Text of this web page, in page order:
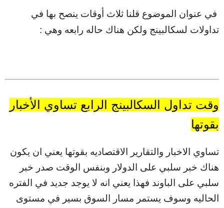
في عنوان الموضوع قلنا ثلاث أوقات ينصح بها في
تداولات لسكالبينج ولكن هناك حاله رابعه وهي :
وقت تداول السكالبينج الرابع تساوي الأخبار
بقوتها
تساوي الاخبار والتقارير الاقتصاديه بقوتها يعني ان يكون
هناك خبر سلبي على الدولار وبنفس الوقت صدر خبر
سلبي على الباوند فهذا يعني انه لا يوجد جديد في الفتره
الحاليه وسوف يستمر مسار السوق بسير في مستوى